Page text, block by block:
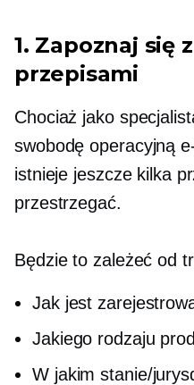
1. Zapoznaj się
przepisami
Chociaż jako
swobodę operacyjną
istnieje jeszcze kilka
przestrzegać.
Będzie to zależeć od
Jak jest
Jakiego rodzaju
W jakim stanie/